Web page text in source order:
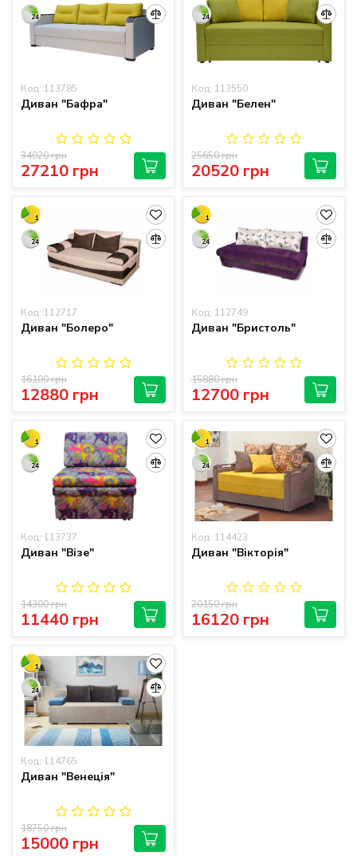
24
Код: 113785
Диван "Бафра"
27210 грн
34020 грн
24
Код: 113550
Диван "Белен"
20520 грн
25650 грн
1
24
Код: 112717
Диван "Болеро"
12880 грн
16100 грн
1
24
Код: 112749
Диван "Бристоль"
12700 грн
15880 грн
1
24
Код: 113737
Диван "Візе"
11440 грн
14300 грн
1
24
Код: 114423
Диван "Вікторія"
16120 грн
20150 грн
1
24
Код: 114765
Диван "Венеція"
15000 грн
18750 грн